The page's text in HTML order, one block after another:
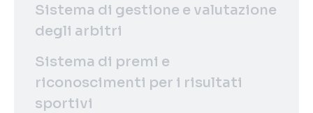
Sistema di gestione e valutazione
degli arbitri
Sistema di premi e
riconoscimenti per i risultati
sportivi